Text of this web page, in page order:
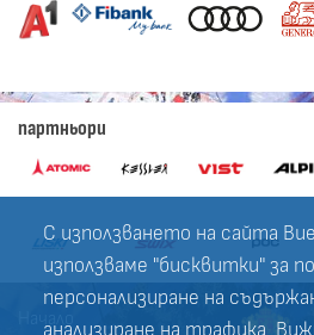
С използването на сайта
използваме "бисквитки" за
персонализиране на
анализиране на трафика.
партньори